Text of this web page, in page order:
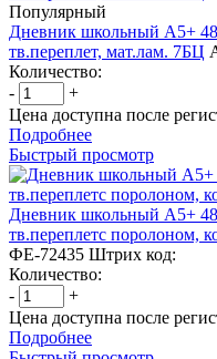
Популярный
Дневник школьный
тв.переплет, мат.лам. 7БЦ
Количество:
-
+
Цена доступна после
Подробнее
Быстрый просмотр
Дневник школьный
тв.переплетс поролоном,
ФЕ-72435 Штрих код:
Количество:
-
+
Цена доступна после
Подробнее